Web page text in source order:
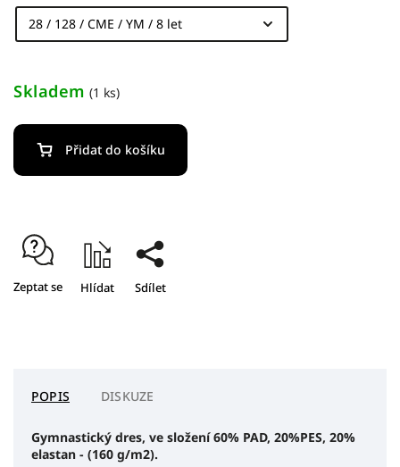
Skladem (1 ks)
Přidat do košíku
Zeptat se Hlídat Sdílet
POPIS DISKUZE
Gymnastický dres, ve složení 60% PAD, 20%PES, 20%
elastan - (160 g/m2).